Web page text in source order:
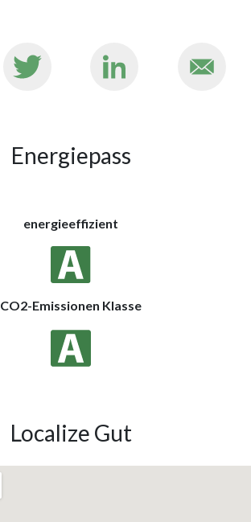
Energiepass
energieeffizient
CO2-Emissionen Klasse
Localize Gut